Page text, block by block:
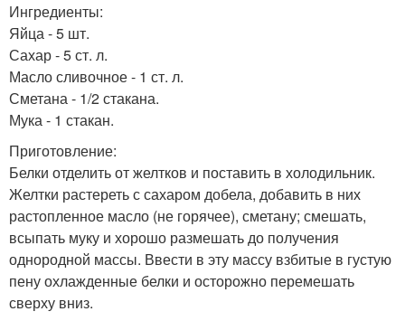
Ингредиенты:
Яйца - 5 шт.
Сахар - 5 ст. л.
Масло сливочное - 1 ст. л.
Сметана - 1/2 стакана.
Мука - 1 стакан.
Приготовление:
Белки отделить от желтков и поставить в холодильник.
Желтки растереть с сахаром добела, добавить в них
растопленное масло (не горячее), сметану; смешать,
всыпать муку и хорошо размешать до получения
однородной массы. Ввести в эту массу взбитые в густую
пену охлажденные белки и осторожно перемешать
сверху вниз.